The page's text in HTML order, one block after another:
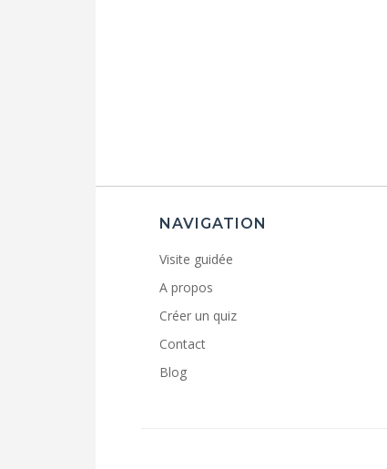
NAVIGATION
Visite guidée
A propos
Créer un quiz
Contact
Blog